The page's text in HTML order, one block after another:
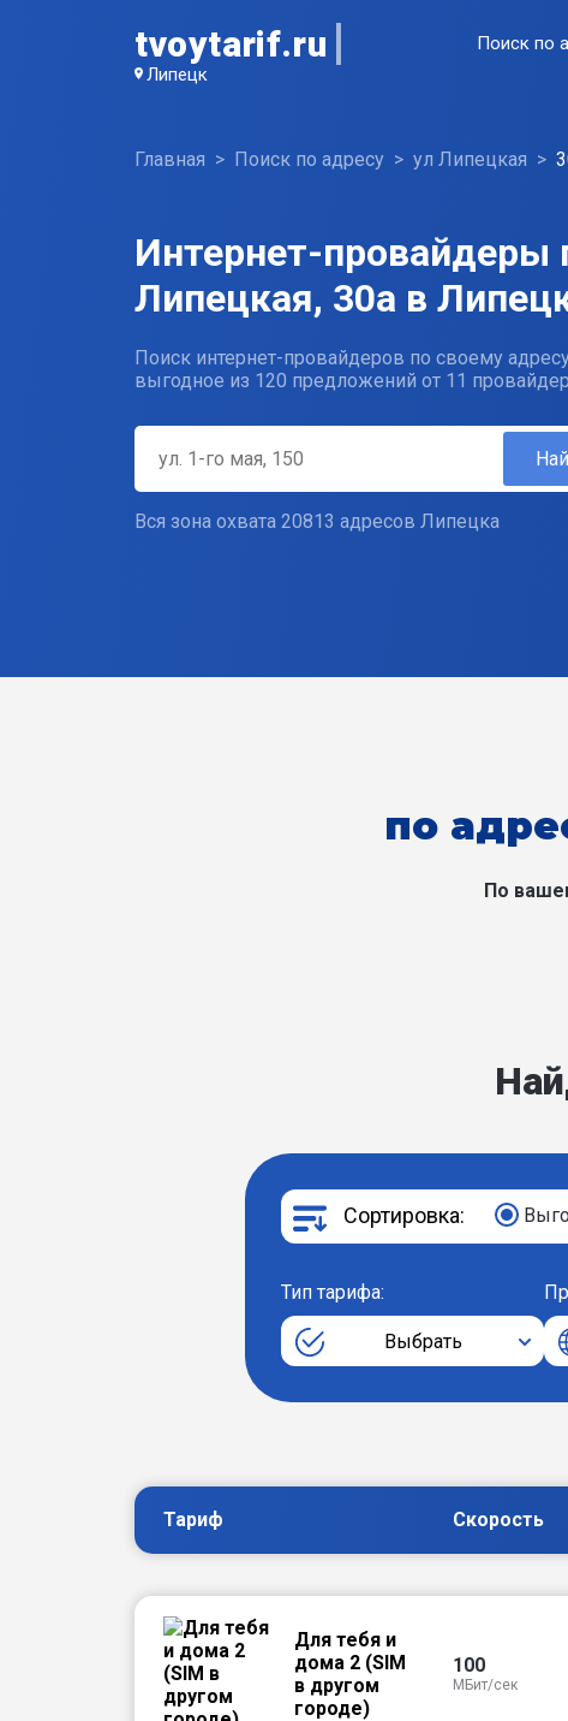
tvoytarif.ru
Липецк
Поиск по
Главная Поиск по адресу ул Липецкая
Интернет-провайдеры
Липецкая, 30а в
Поиск интернет-провайдеров по своему
выгодное из 120 предложений от 11
Вся зона охвата 20813 адресов Липецка
по
По
Сортировка:
Тип тарифа:
Выбрать
Тариф Скорость
Для тебя и
дома 2 (SIM
в другом
городе)
100
МБит/сек